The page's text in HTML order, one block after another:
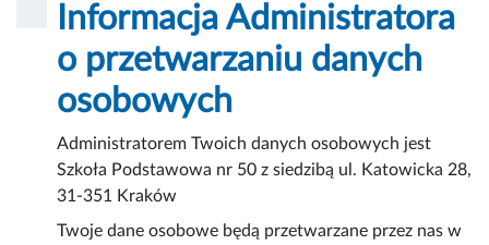
Informacja Administratora
o przetwarzaniu danych
osobowych
Administratorem Twoich danych osobowych jest
Szkoła Podstawowa nr 50 z siedzibą ul. Katowicka 28,
31-351 Kraków
Twoje dane osobowe będą przetwarzane przez nas w